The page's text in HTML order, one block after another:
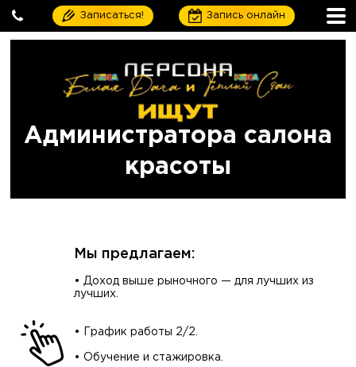
Записаться! Запись онлайн
Администратора салона
красоты
Мы предлагаем:
• Доход выше рыночного — для лучших из
лучших.
• График работы 2/2.
• Обучение и стажировка.